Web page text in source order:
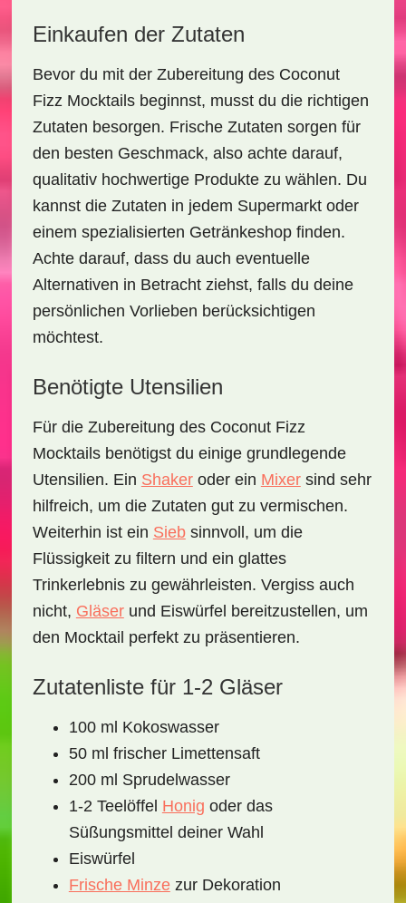
Einkaufen der Zutaten
Bevor du mit der Zubereitung des Coconut
Fizz Mocktailsbeginnst, musst du die richtigen
Zutaten besorgen. Frische Zutaten sorgen für
den besten Geschmack, also achte darauf,
qualitativ hochwertige Produkte zu wählen. Du
kannst die Zutaten in jedem Supermarkt oder
einem spezialisierten Getränkeshop finden.
Achte darauf, dass du auch eventuelle
Alternativen in Betracht ziehst, falls du deine
persönlichen Vorlieben berücksichtigen
möchtest.
Benötigte Utensilien
Für die Zubereitung des Coconut Fizz
Mocktailsbenötigst du einige grundlegende
Utensilien. Ein Shakeroder ein Mixersind sehr
hilfreich, um die Zutaten gut zu vermischen.
Weiterhin ist ein Siebsinnvoll, um die
Flüssigkeit zu filtern und ein glattes
Trinkerlebnis zu gewährleisten. Vergiss auch
nicht, Gläserund Eiswürfel bereitzustellen, um
den Mocktail perfekt zu präsentieren.
Zutatenliste für 1-2 Gläser
100 ml Kokoswasser
50 ml frischer Limettensaft
200 ml Sprudelwasser
1-2 Teelöffel Honig oder das
Süßungsmittel deiner Wahl
Eiswürfel
Frische Minzezur Dekoration